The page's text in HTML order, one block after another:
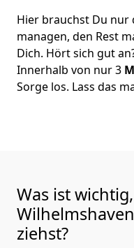
Hier brauchst Du nur
managen, den Rest
Dich. Hört sich gut
Innerhalb von nur 3
Sorge los. Lass das
Was ist
ziehst?